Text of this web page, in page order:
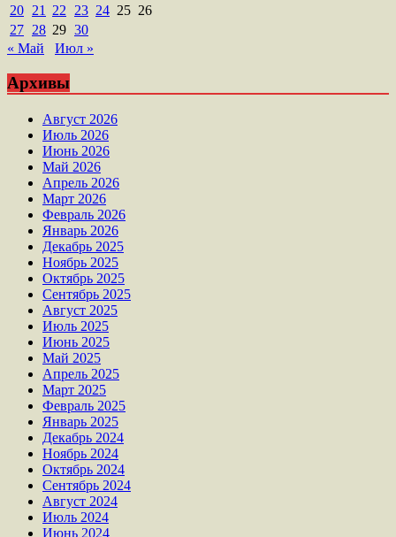
20 21 22 23 24 25 26
27 28 29 30
« Май
Июл »
Архивы
Август 2026
Июль 2026
Июнь 2026
Май 2026
Апрель 2026
Март 2026
Февраль 2026
Январь 2026
Декабрь 2025
Ноябрь 2025
Октябрь 2025
Сентябрь 2025
Август 2025
Июль 2025
Июнь 2025
Май 2025
Апрель 2025
Март 2025
Февраль 2025
Январь 2025
Декабрь 2024
Ноябрь 2024
Октябрь 2024
Сентябрь 2024
Август 2024
Июль 2024
Июнь 2024